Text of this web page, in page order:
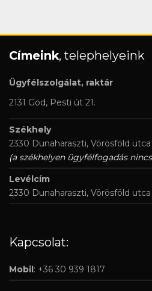
Címeink, telephelyeink
Ügyfélszolgálat, raktár
2131 Göd, Pesti út 21.
Székhely
2330 Dunaharaszti, Vörösföld utca
(a székhelyen ügyfélfogadás
Levélcím
2330 Dunaharaszti, Vörösföld utca
Kapcsolat:
Mobil : +36 30 939 1817